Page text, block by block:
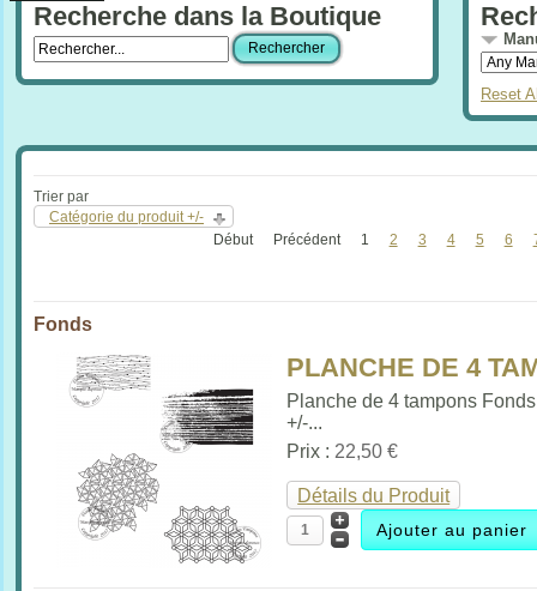
Recherche dans la Boutique
Reset
Trier par
Catégorie du produit +/-
Début
Précédent 1 2 3 4 5 6
Fonds
PLANCHE DE 4
Planche de 4 tampons Fonds
+/-...
Prix : 22,50 €
Détails du Produit